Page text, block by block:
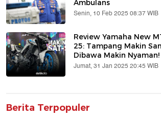
Ambulans
Senin, 10 Feb 2025 08:37 WIB
Review Yamaha New
25: Tampang Makin
Dibawa Makin Nyaman!
Jumat, 31 Jan 2025 20:45 WIB
Berita Terpopuler